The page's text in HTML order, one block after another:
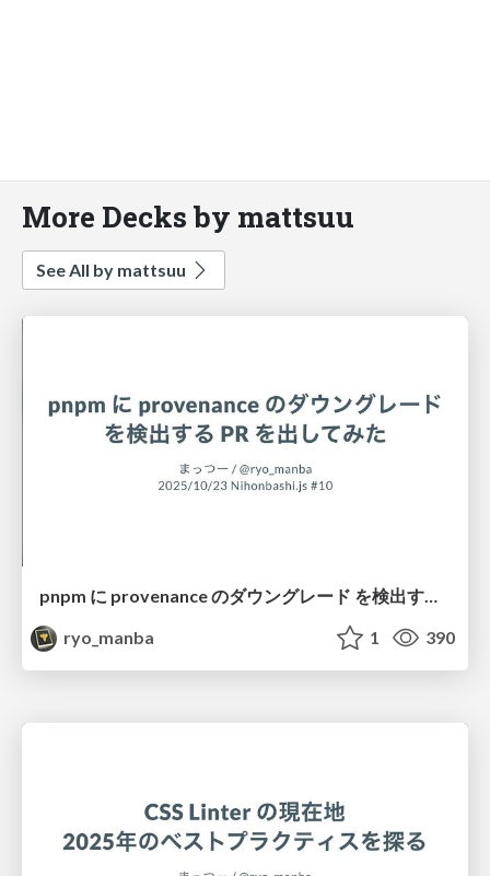
More Decks by mattsuu
See All by mattsuu
pnpm に provenance のダウングレード を検出する PR を出してみた
ryo_manba
1 390